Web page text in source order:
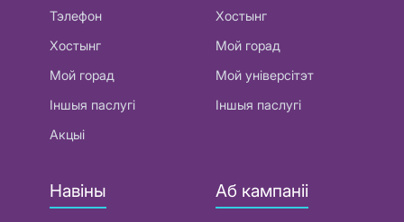
Тэлефон
Хостынг
Мой горад
Іншыя паслугі
Акцыі
Хостынг
Мой горад
Мой універсітэт
Іншыя паслугі
Навіны Аб кампаніі